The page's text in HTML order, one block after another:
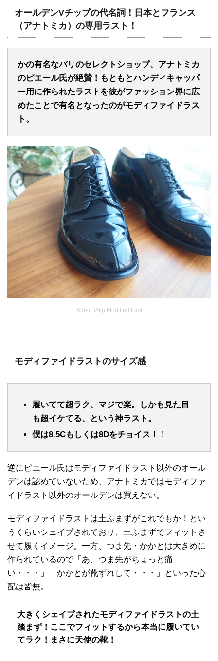
オールデンVチップの代名詞！日本とフランス
（アナトミカ）の専用ラスト！
かの有名なパリのセレクトショップ、アナトミカ
のピエール氏が絶賛！もともとハンディキャッパ
ー用に作られたラストを彼がファッション界に広
めたことで有名となったのがモディファイドラス
ト。
Alden V-tip Modified Last
モディファイドラストのサイズ感
履いてて超ラク、マジで楽。しかも見た目
も超イケてる、という神ラスト。
僕は8.5Cもしくは8Dをチョイス！！
逆にピエール氏はモディファイドラスト以外のオール
デンは認めていないため、アナトミカではモディファ
イドラスト以外のオールデンは買えない。
モディファイドラストは土ふまずがこれでもか！とい
うくらいシェイプされており、土ふまずでフィットさ
せて履くイメージ。一方、つま先・かかとは大きめに
作られているので「あ、つま先がちょっと痛
い・・・」「かかとが靴ずれして・・・」といった心
配は皆無。
大きくシェイプされたモディファイドラストの土
踏まず！ここでフィットするから本当に履いてい
てラク！まさに天使の靴！